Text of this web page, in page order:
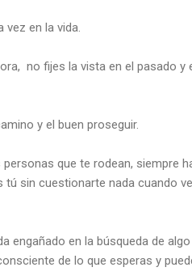
en la vida.
no fijes la vista en el pasado
y el buen proseguir.
que te rodean, siempre
sin cuestionarte nada cuando
engañado en la búsqueda de
de lo que esperas y